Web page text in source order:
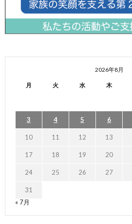
2026年8月
月 火 水 木
3 4 5 6
10 11 12 13
17 18 19 20
24 25 26 27
31
« 7月